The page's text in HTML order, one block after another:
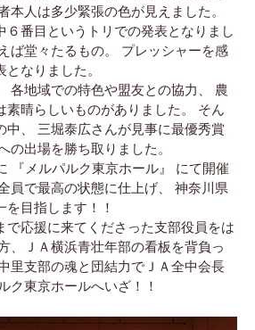
本人は多少緊張の色が見えました。
６番目というトリでの発表となりまし
ば堂々たるもの。 プレッシャーを感
なりました。
各地域での特色や盟友との協力、 農
素晴らしいものがありました。 そん
中、 三堀泰広さんが見事に最優秀賞
の出場を勝ち取りました。
『メルパルク東京ホール』 にて開催
員で最高の状態に仕上げ、 神奈川県
目指します！！
で応援に来てくださった支部役員をは
、ＪＡ横浜青壮年部の看板を背負っ
里支部の魂と団結力でＪＡ全中会長
ク東京ホールへいざ！！